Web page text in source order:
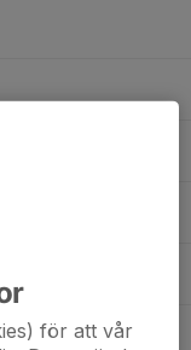
för att vår